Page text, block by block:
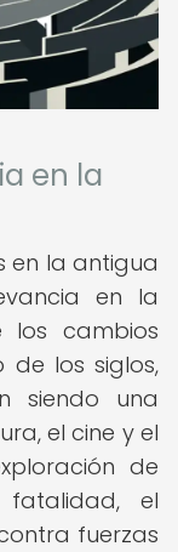
en la
en la antigua
en la
los cambios
los siglos,
siendo una
el cine y el
de
el
fuerzas